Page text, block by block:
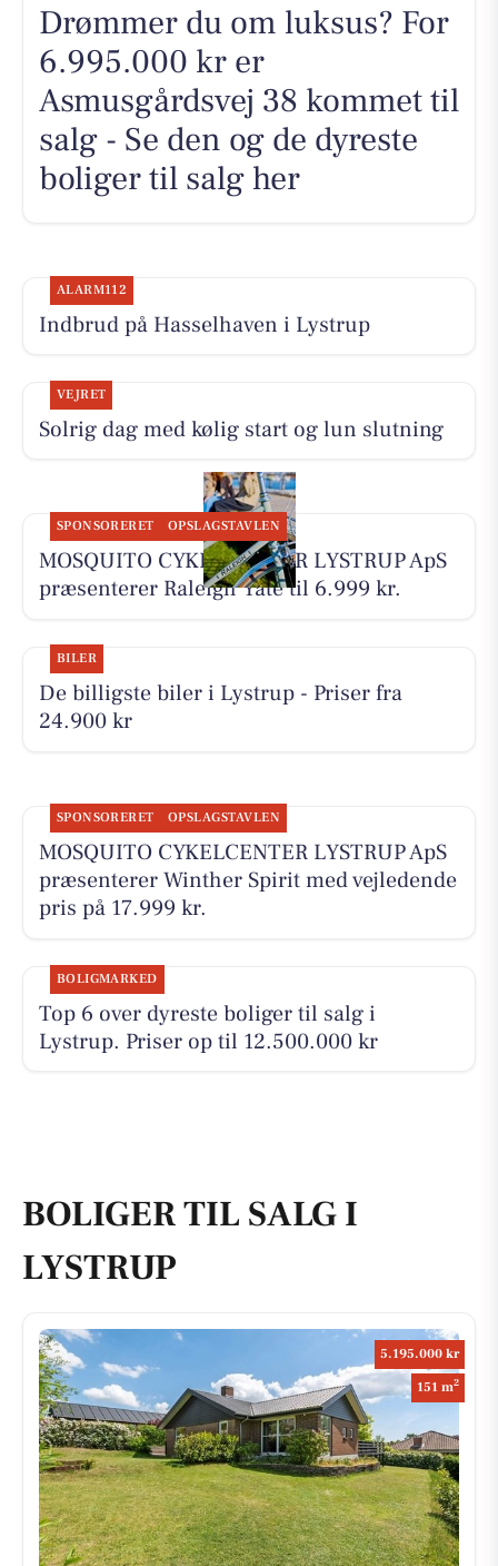
Drømmer du om luksus? For
6.995.000 kr er
Asmusgårdsvej 38 kommet til
salg - Se den og de dyreste
boliger til salg her
ALARM112
Indbrud på Hasselhaven i Lystrup
VEJRET
Solrig dag med kølig start og lun slutning
SPONSORERET OPSLAGSTAVLEN
MOSQUITO CYKELCENTER LYSTRUP ApS
præsenterer Raleigh Yate til 6.999 kr.
BILER
De billigste biler i Lystrup - Priser fra
24.900 kr
SPONSORERET OPSLAGSTAVLEN
MOSQUITO CYKELCENTER LYSTRUP ApS
præsenterer Winther Spirit med vejledende
pris på 17.999 kr.
BOLIGMARKED
Top 6 over dyreste boliger til salg i
Lystrup. Priser op til 12.500.000 kr
BOLIGER TIL SALG I
LYSTRUP
5.195.000 kr
151 m2